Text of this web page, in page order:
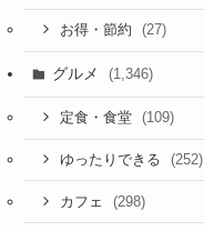
お得・節約 (27)
グルメ (1,346)
定食・食堂 (109)
ゆったりできる (252)
カフェ (298)